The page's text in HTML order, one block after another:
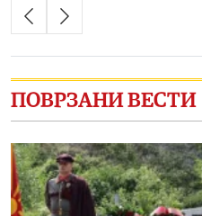
ПОВРЗАНИ ВЕСТИ